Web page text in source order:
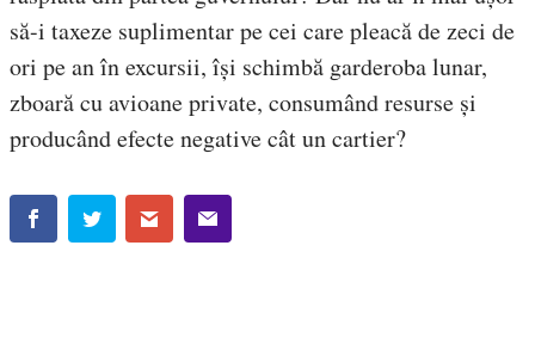
să-i taxeze suplimentar pe cei care pleacă de zeci de
ori pe an în excursii, își schimbă garderoba lunar,
zboară cu avioane private, consumând resurse și
producând efecte negative cât un cartier?